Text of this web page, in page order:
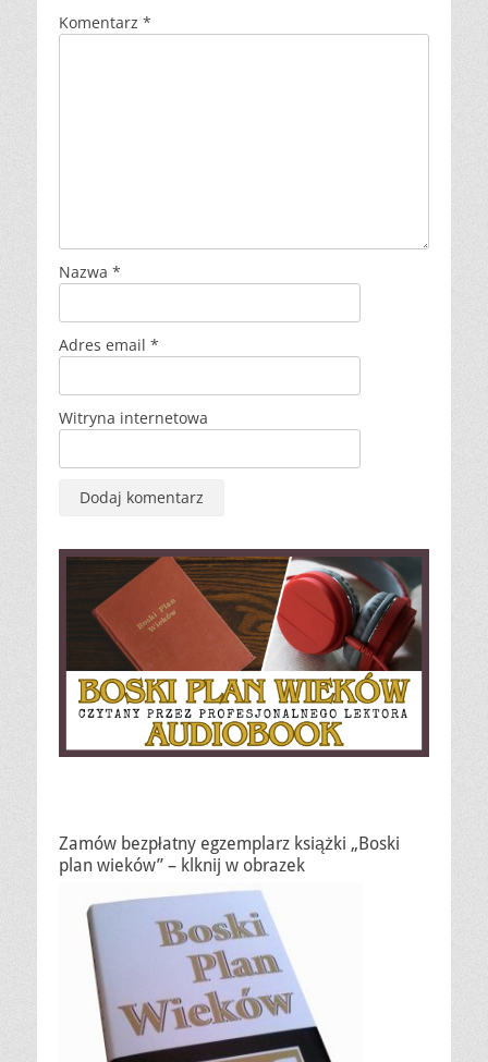
Komentarz *
Nazwa *
Adres email *
Witryna internetowa
Zamów bezpłatny egzemplarz książki „Boski
plan wieków” – klknij w obrazek